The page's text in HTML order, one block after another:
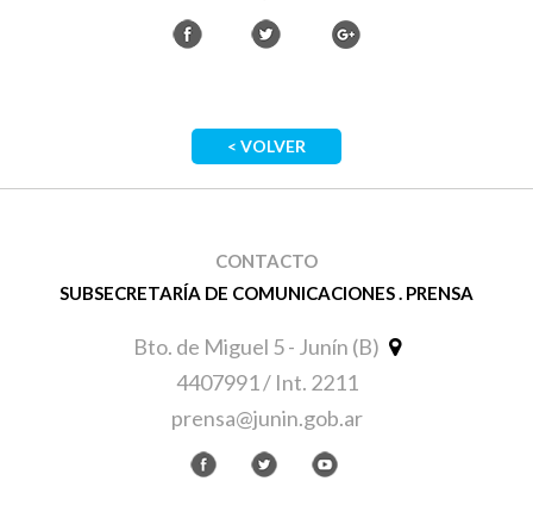
< VOLVER
CONTACTO
SUBSECRETARÍA DE COMUNICACIONES . PRENSA
Bto. de Miguel 5 - Junín (B)
4407991 / Int. 2211
prensa@junin.gob.ar